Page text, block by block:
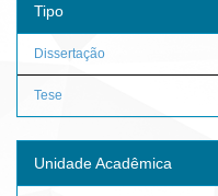
Tipo
Dissertação
Tese
Unidade Acadêmica